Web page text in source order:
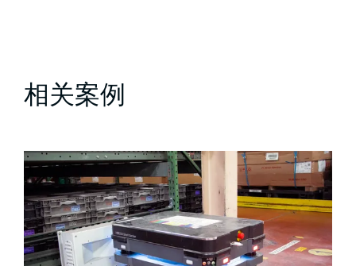
相关案例